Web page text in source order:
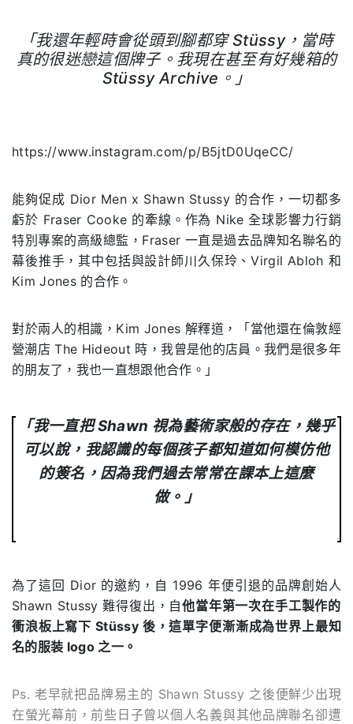
「我還年輕時會從頭到腳都穿Stüssy，當時
真的很迷戀這個牌子。我現在甚至有好幾箱的
Stüssy Archive 。」
https://www.instagram.com/p/B5jtD0UqeCC/
能夠促成 Dior Men x Shawn Stussy 的合作，一切都多
虧於 Fraser Cooke 的牽線。作為 Nike 全球影響力行銷
特別專案的高級總監，Fraser 一直是過去品牌知名聯名的
幕後推手，其中包括與設計師川久保玲、Virgil Abloh 和
Kim Jones 的合作。
對於兩人的相識，Kim Jones 解釋道，「當他還在倫敦經
營潮店 The Hideout 時，我曾是他的店員。我們是很多年
的朋友了，我也一直想跟他合作。」
「我一直把 Shawn 視為藝術家般的存在，幾乎
可以說，我認識的每個孩子都知道如何模仿他
的簽名，因為我們過去常常在課本上這麼
做。」
為了這回 Dior 的邀約，自 1996 年便引退的品牌創始人
Shawn Stussy難得復出，自他當年第一次在手工製作的
衝浪板上寫下 Stüssy 後，這單字便漸漸成為世界上最知
名的服装 logo 之一。
Ps. 老早就把品牌易主的 Shawn Stussy 之後便鮮少出現
在螢光幕前，前些日子曾以個人名義與其他品牌聯名卻遭